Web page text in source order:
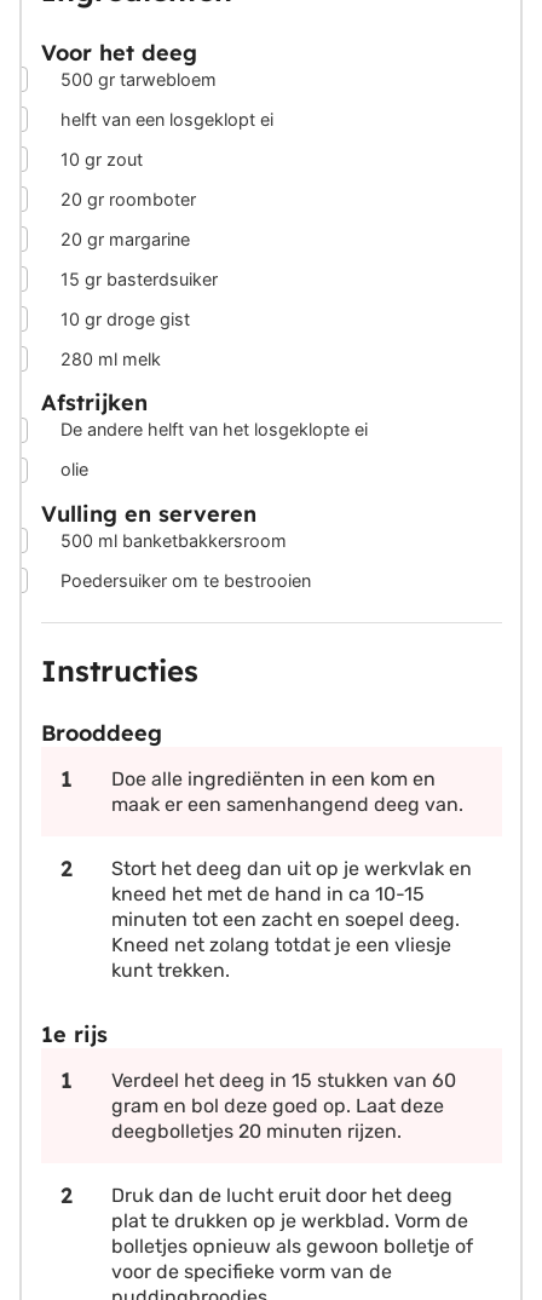
Voor het deeg
500 gr tarwebloem
helft van een losgeklopt ei
10 gr zout
20 gr roomboter
20 gr margarine
15 gr basterdsuiker
10 gr droge gist
280 ml melk
Afstrijken
De andere helft van het losgeklopte ei
olie
Vulling en serveren
500 ml banketbakkersroom
Poedersuiker om te bestrooien
Instructies
Brooddeeg
Doe alle ingrediënten in een kom en
maak er een samenhangend deeg van.
Stort het deeg dan uit op je werkvlak en
kneed het met de hand in ca 10-15
minuten tot een zacht en soepel deeg.
Kneed net zolang totdat je een vliesje
kunt trekken.
1e rijs
Verdeel het deeg in 15 stukken van 60
gram en bol deze goed op. Laat deze
deegbolletjes 20 minuten rijzen.
Druk dan de lucht eruit door het deeg
plat te drukken op je werkblad. Vorm de
bolletjes opnieuw als gewoon bolletje of
voor de specifieke vorm van de